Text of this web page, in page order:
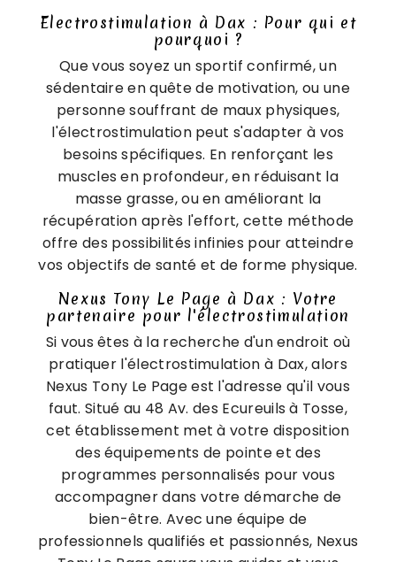
Electrostimulation à Dax : Pour qui et
pourquoi ?
Que vous soyez un sportif confirmé, un
sédentaire en quête de motivation, ou une
personne souffrant de maux physiques,
l'électrostimulation peut s'adapter à vos
besoins spécifiques. En renforçant les
muscles en profondeur, en réduisant la
masse grasse, ou en améliorant la
récupération après l'effort, cette méthode
offre des possibilités infinies pour atteindre
vos objectifs de santé et de forme physique.
Nexus Tony Le Page à Dax : Votre
partenaire pour l'électrostimulation
Si vous êtes à la recherche d'un endroit où
pratiquer l'électrostimulation à Dax, alors
Nexus Tony Le Page est l'adresse qu'il vous
faut. Situé au 48 Av. des Ecureuils à Tosse,
cet établissement met à votre disposition
des équipements de pointe et des
programmes personnalisés pour vous
accompagner dans votre démarche de
bien-être. Avec une équipe de
professionnels qualifiés et passionnés, Nexus